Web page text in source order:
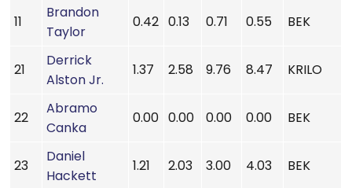
11
Brandon
Taylor
0.42 0.13 0.71 0.55 BEK
21
Derrick
Alston Jr.
1.37 2.58 9.76 8.47 KRILO
22
Abramo
Canka
0.00 0.00 0.00 0.00 BEK
23
Daniel
Hackett
1.21 2.03 3.00 4.03 BEK